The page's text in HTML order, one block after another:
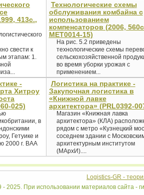
413с.,
свести к
этапам: 1.
Технологические схемы
обслуживания комбайна с
использованием
компенсаторов (2006,
MET0014-15)
На рис. 5.2 приведены
технологические схемы
сельскохозяйственной
во время уборки урожая с
применением...
-
Хитроу
025)
в
Гетуике и
2000 г. ВАА
Логистика на практике -
Закупочная логистика в
«Книжной лавке
архитектора» (PRL0392-
Магазин «Книжная лавка
архитектора» (КЛА)
рядом с метро «Кузнецкий
соседнем здании с
архитектурным институтом
(МАрхИ)....
Logistics-GR -
2025. При использовании материалов сайта -